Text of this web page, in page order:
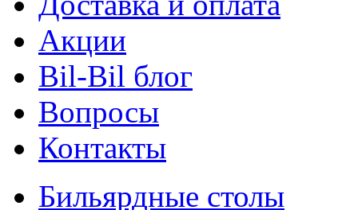
Акции
Bil-Bil блог
Вопросы
Контакты
Бильярдные столы